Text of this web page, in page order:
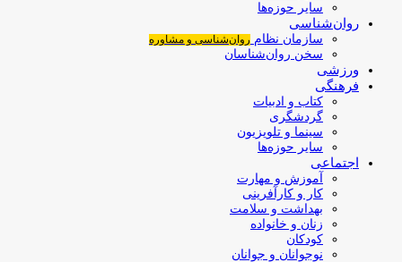
سایر حوزه‌ها
روان‌شناسی
سازمان نظام روان‌شناسی و مشاوره
سخن روان‌شناسان
ورزشی
فرهنگی
کتاب و ادبیات
گردشگری
سینما و تلویزیون
سایر حوزه‌ها
اجتماعی
آموزش و مهارت
کار و کارآفرینی
بهداشت و سلامت
زنان و خانواده
کودکان
نوجوانان و جوانان